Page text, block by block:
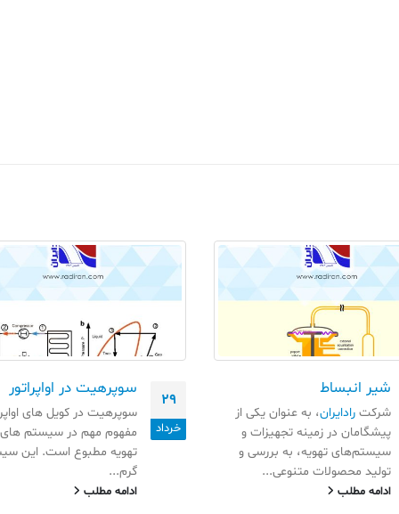
شیر انبساط
شرکت رادایران، به عنوان یکی از
پیشگامان در زمینه تجهیزات و
سیستم‌های تهویه، به بررسی و
تولید محصولات متنوعی...
ادامه مطلب
29
خرداد
سوپرهیت در اواپراتور
سوپرهیت در کویل های
مفهوم مهم در سیستم های
تهویه مطبوع است. این
گرم...
ادامه مطلب